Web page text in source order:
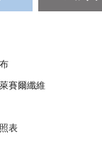
布
賽爾纖維
照表